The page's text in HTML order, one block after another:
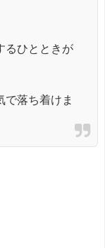
るひとときが
で落ち着けま